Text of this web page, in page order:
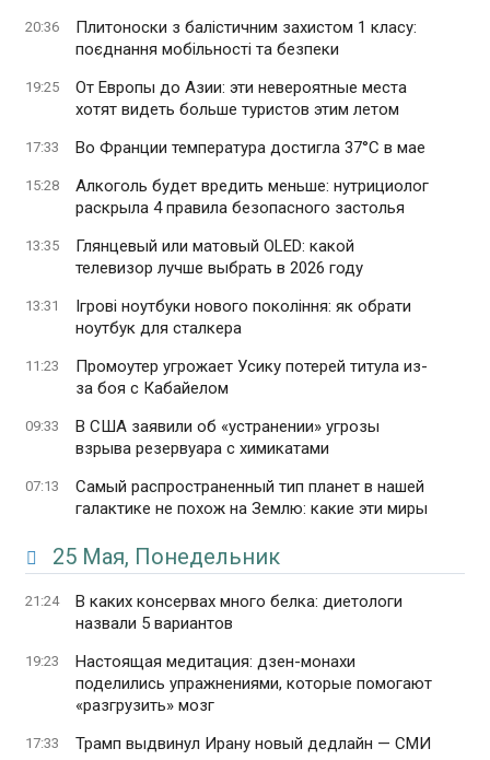
20:36
Плитоноски з балістичним захистом 1 класу:
поєднання мобільності та безпеки
19:25
От Европы до Азии: эти невероятные места
хотят видеть больше туристов этим летом
17:33 Во Франции температура достигла 37°C в мае
15:28
Алкоголь будет вредить меньше: нутрициолог
раскрыла 4 правила безопасного застолья
13:35
Глянцевый или матовый OLED: какой
телевизор лучше выбрать в 2026 году
13:31
Ігрові ноутбуки нового покоління: як обрати
ноутбук для сталкера
11:23
Промоутер угрожает Усику потерей титула из-
за боя с Кабайелом
09:33
В США заявили об «устранении» угрозы
взрыва резервуара с химикатами
07:13
Самый распространенный тип планет в нашей
галактике не похож на Землю: какие эти миры
25 Мая, Понедельник
21:24
В каких консервах много белка: диетологи
назвали 5 вариантов
19:23
Настоящая медитация: дзен-монахи
поделились упражнениями, которые помогают
«разгрузить» мозг
17:33 Трамп выдвинул Ирану новый дедлайн — СМИ